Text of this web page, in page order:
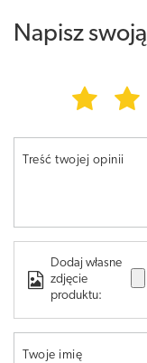
Napisz
Treść twojej opinii
Dodaj własne
zdjęcie
produktu:
Twoje imię